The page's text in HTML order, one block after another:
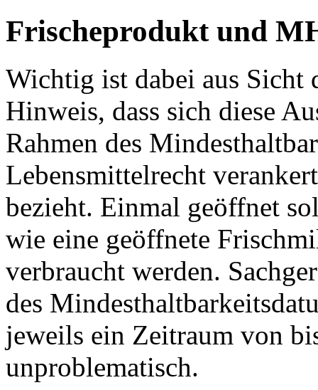
Frischeprodukt und
Wichtig ist dabei aus Sicht
Hinweis, dass sich diese
Rahmen des
Lebensmittelrecht
bezieht. Einmal geöffnet
wie eine geöffnete
verbraucht werden.
des
jeweils ein Zeitraum von
unproblematisch.